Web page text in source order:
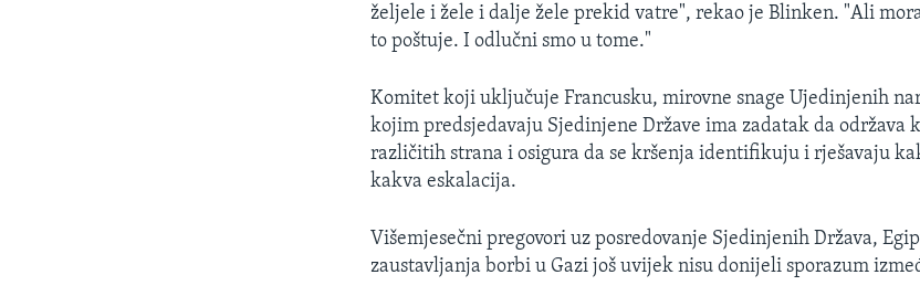
željele i žele i dalje žele prekid vatre", rekao je Blinken. "Ali
to poštuje. I odlučni smo u tome."
Komitet koji uključuje Francusku, mirovne snage Ujedinjenih
kojim predsjedavaju Sjedinjene Države ima zadatak da održava
različitih strana i osigura da se kršenja identifikuju i rješavaju
kakva eskalacija.
Višemjesečni pregovori uz posredovanje Sjedinjenih Država,
zaustavljanja borbi u Gazi još uvijek nisu donijeli sporazum